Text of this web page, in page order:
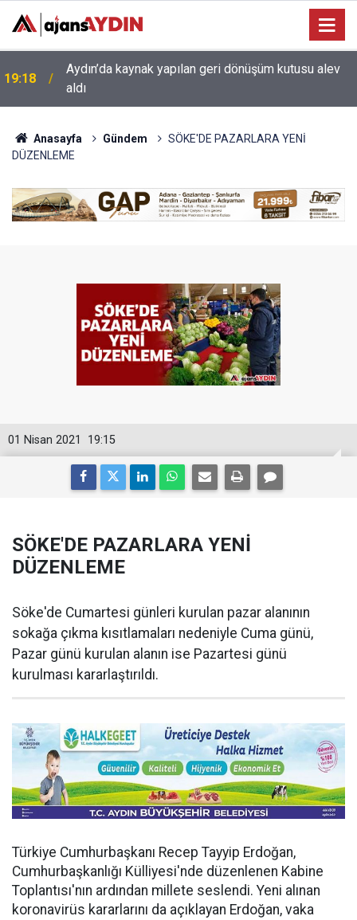
17:34 Aydın’da otomobil karşı şeritteki araca çarptı
Anasayfa Gündem
SÖKE'DE PAZARLARA YENİ
DÜZENLEME
19:15
01 Nisan 2021
SÖKE'DE PAZARLARA YENİ
DÜZENLEME
Söke'de Cumartesi günleri kurulan pazar alanının
sokağa çıkma kısıtlamaları nedeniyle Cuma günü,
Pazar günü kurulan alanın ise Pazartesi günü
kurulması kararlaştırıldı.
Türkiye Cumhurbaşkanı Recep Tayyip Erdoğan,
Cumhurbaşkanlığı Külliyesi'nde düzenlenen Kabine
Toplantısı'nın ardından millete seslendi. Yeni alınan
koronavirüs kararlarını da açıklayan Erdoğan, vaka